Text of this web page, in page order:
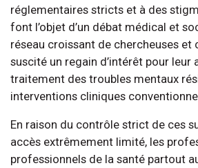
réglementaires stricts et à des
font l’objet d’un débat médical et
réseau croissant de chercheuses et
suscité un regain d’intérêt pour leur
traitement des troubles mentaux
interventions cliniques
En raison du contrôle strict de ces
accès extrêmement limité, les
professionnels de la santé partout